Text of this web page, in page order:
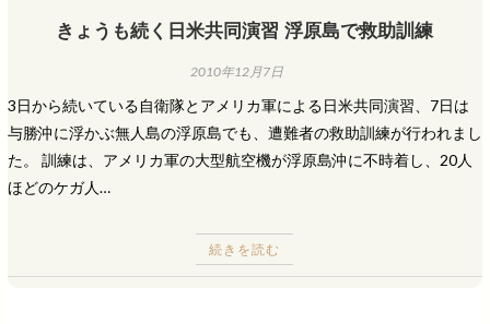
きょうも続く日米共同演習 浮原島で救助訓練
2010年12月7日
3日から続いている自衛隊とアメリカ軍による日米共同演習、7日は
与勝沖に浮かぶ無人島の浮原島でも、遭難者の救助訓練が行われまし
た。 訓練は、アメリカ軍の大型航空機が浮原島沖に不時着し、20人
ほどのケガ人…
続きを読む